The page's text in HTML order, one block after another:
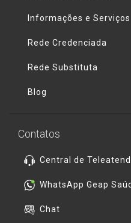
Informações e Serviços
Rede Credenciada
Rede Substituta
Blog
Contatos
Central de
WhatsApp Geap
Chat